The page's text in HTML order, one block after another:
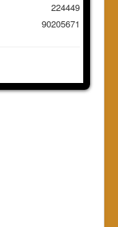
224449
90205671